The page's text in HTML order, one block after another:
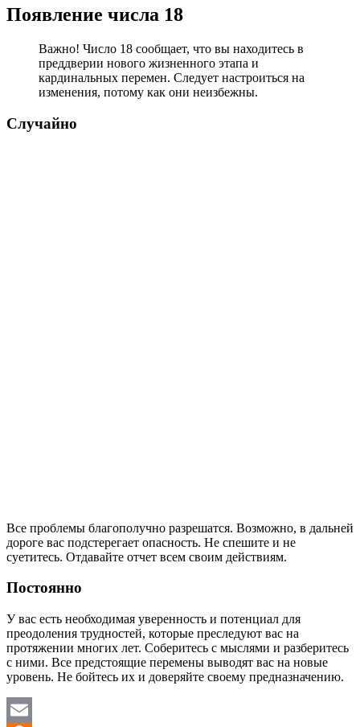
Появление числа 18
Важно! Число 18 сообщает, что вы находитесь в
преддверии нового жизненного этапа и
кардинальных перемен. Следует настроиться на
изменения, потому как они неизбежны.
Случайно
Все проблемы благополучно разрешатся. Возможно, в дальней
дороге вас подстерегает опасность. Не спешите и не
суетитесь. Отдавайте отчет всем своим действиям.
Постоянно
У вас есть необходимая уверенность и потенциал для
преодоления трудностей, которые преследуют вас на
протяжении многих лет. Соберитесь с мыслями и разберитесь
с ними. Все предстоящие перемены выводят вас на новые
уровень. Не бойтесь их и доверяйте своему предназначению.